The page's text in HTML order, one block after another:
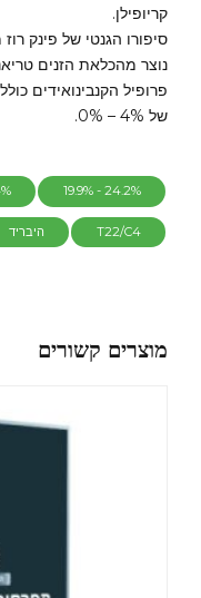
קריופילן.
סיפורו הגנטי של פינק
נוצר מהכלאת הזנים
של 4% – 0%.
24.2% - 19.9%
0%
T22/C4 היבריד
מוצרים קשורים